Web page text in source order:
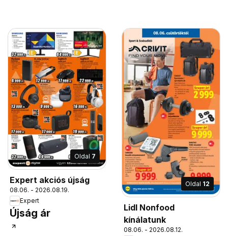
Oldal 7
Expert akciós újság
08.06. - 2026.08.19.
Expert
Újság ár
Oldal 12
Lidl Nonfood
kínálatunk
08.06. - 2026.08.12.